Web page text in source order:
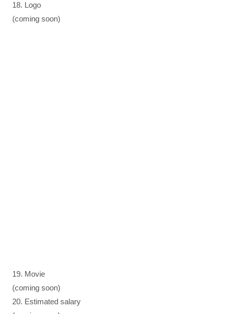
18. Logo
(coming soon)
19. Movie
(coming soon)
20. Estimated salary